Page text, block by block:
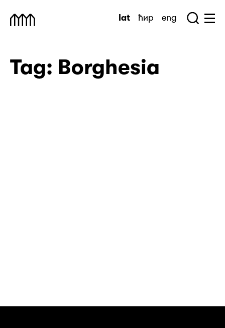
Muzej Savremene Umetnosti
lat ћир eng
Tag: Borghesia